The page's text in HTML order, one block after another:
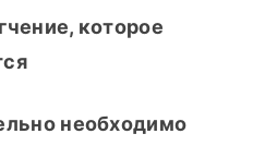
которое
необходимо